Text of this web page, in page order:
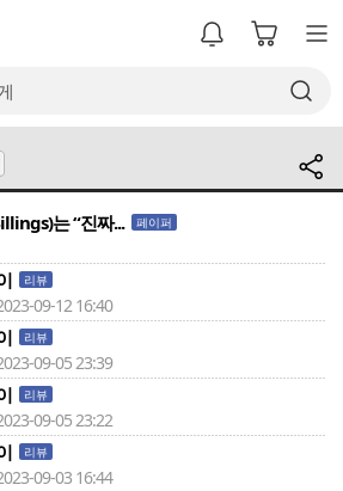
는 “진짜... 페이퍼
리뷰
09-12 16:40
리뷰
09-05 23:39
리뷰
09-05 23:22
리뷰
09-03 16:44